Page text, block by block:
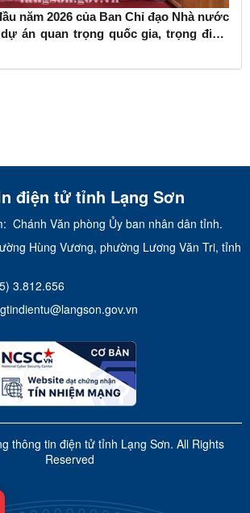
năm 2026 của Ban Chỉ đạo Nhà nước
án quan trọng quốc gia, trọng điểm
điện tử tỉnh Lạng Sơn
Chánh Văn phòng Ủy ban nhân dân tỉnh.
Hùng Vương, phường Lương Văn Tri, tỉnh
3.812.656
thông tin điện tử tỉnh Lạng Sơn. All Rights
Reserved